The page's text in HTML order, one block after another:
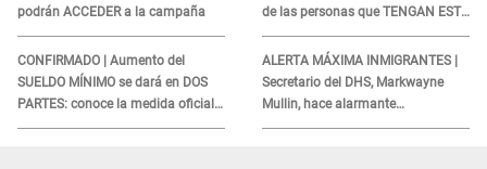
podrán ACCEDER a la campaña
CONFIRMADO | Aumento del
SUELDO MÍNIMO se dará en DOS
PARTES: conoce la medida oficial
del Ministerio de Economía
de las personas que TENGAN ESTE
TRABAJO
ALERTA MÁXIMA INMIGRANTES |
Secretario del DHS, Markwayne
Mullin, hace alarmante
declaración: "Ahora vamos por